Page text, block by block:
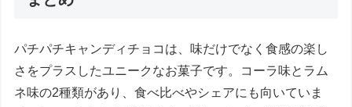
パチパチキャンディチョコは、味だけでなく食感の楽し
さをプラスしたユニークなお菓子です。コーラ味とラム
ネ味の2種類があり、食べ比べやシェアにも向いていま